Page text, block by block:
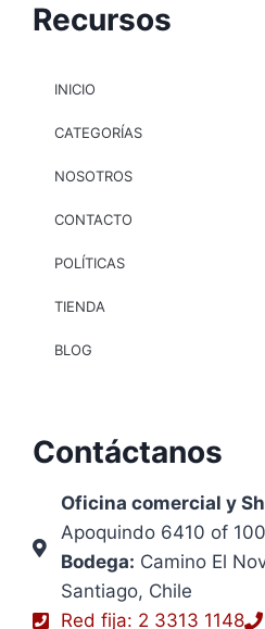
Contáctanos
Oficina comercial y
Apoquindo 6410 of
Bodega: Camino El
Santiago, Chile
Red fija: 2 3313 1148
Recursos
INICIO
CATEGORÍAS
NOSOTROS
CONTACTO
POLÍTICAS
TIENDA
BLOG